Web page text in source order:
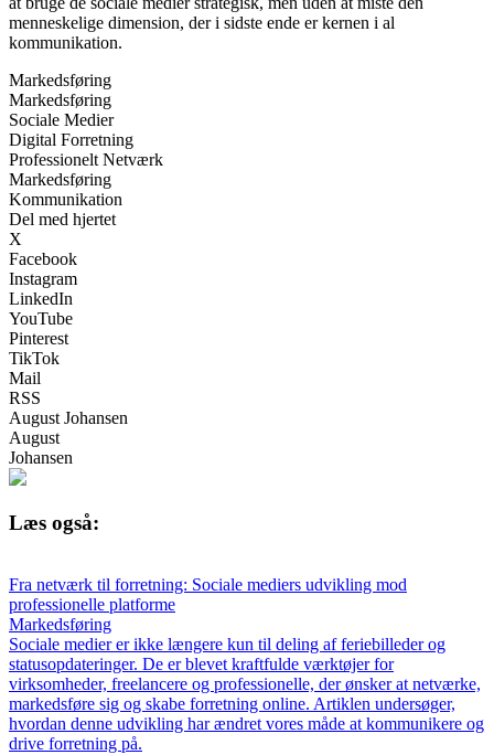
menneskelige dimension, der i sidste ende er kernen i al
kommunikation.
Markedsføring
Markedsføring
Sociale Medier
Digital Forretning
Professionelt Netværk
Markedsføring
Kommunikation
Del med hjertet
X
Facebook
Instagram
LinkedIn
YouTube
Pinterest
TikTok
Mail
RSS
August Johansen
August
Johansen
Læs også:
Fra netværk til forretning: Sociale mediers udvikling mod
professionelle platforme
Markedsføring
Sociale medier er ikke længere kun til deling af feriebilleder og
statusopdateringer. De er blevet kraftfulde værktøjer for
virksomheder, freelancere og professionelle, der ønsker at netværke,
markedsføre sig og skabe forretning online. Artiklen undersøger,
hvordan denne udvikling har ændret vores måde at kommunikere og
drive forretning på.